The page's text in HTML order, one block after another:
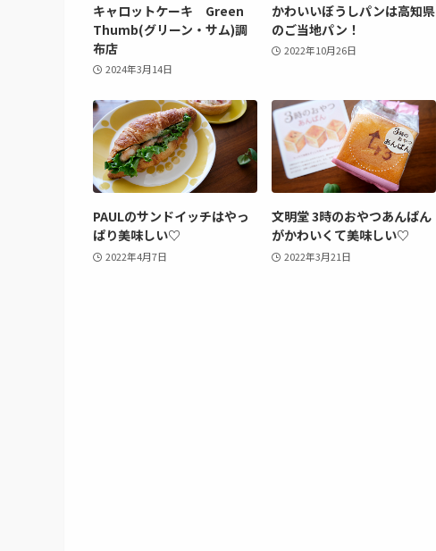
キャロットケーキ Green
Thumb(グリーン・サム)調
布店
2024年3月14日
かわいいぼうしパンは高知県
のご当地パン！
2022年10月26日
PAULのサンドイッチはやっ
ぱり美味しい♡
2022年4月7日
文明堂 3時のおやつあんぱん
がかわいくて美味しい♡
2022年3月21日